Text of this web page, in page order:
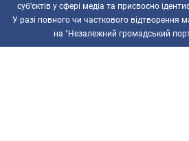
суб’єктів у сфері медіа та присвоєно
У разі повного чи часткового відтворення
на "Незалежний громадський